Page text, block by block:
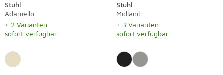
Stuhl
Adamello
+ 2 Varianten
sofort verfügbar
Stuhl
Midland
+ 3 Varianten
sofort verfügbar